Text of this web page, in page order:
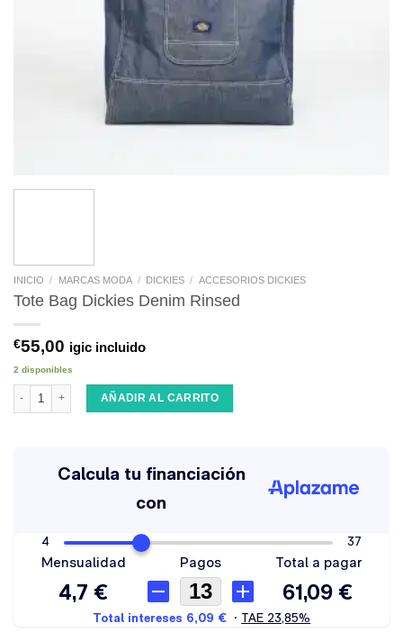
INICIO / MARCAS MODA / DICKIES / ACCESORIOS DICKIES
Tote Bag Dickies Denim Rinsed
€55,00 igic incluido
2 disponibles
Tote Bag Dickies Denim Rinsed cantidad
AÑADIR AL CARRITO